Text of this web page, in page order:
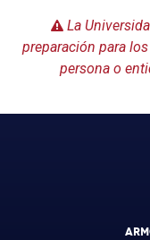
La
preparación para
persona o